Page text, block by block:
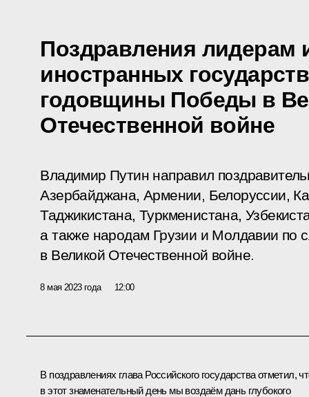
Поздравления лидерам
иностранных
годовщины Победы в
Отечественной войне
Владимир Путин направил
Азербайджана, Армении, Белоруссии,
Таджикистана, Туркменистана,
а также народам Грузии и Молдавии
в Великой Отечественной войне.
8 мая 2023 года 12:00
В поздравлениях глава Российского государства отметил,
в этот знаменательный день мы воздаём дань глубокого